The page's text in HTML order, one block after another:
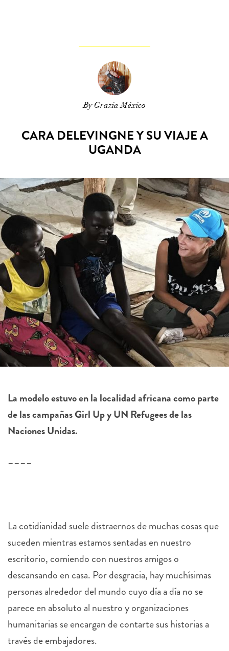
By Grazia México
CARA DELEVINGNE Y SU VIAJE A
UGANDA
La modelo estuvo en la localidad africana como parte
de las campañas Girl Up y UN Refugees de las
Naciones Unidas.
––––
La cotidianidad suele distraernos de muchas cosas que
suceden mientras estamos sentadas en nuestro
escritorio, comiendo con nuestros amigos o
descansando en casa. Por desgracia, hay muchísimas
personas alrededor del mundo cuyo día a día no se
parece en absoluto al nuestro y organizaciones
humanitarias se encargan de contarte sus historias a
través de embajadores.